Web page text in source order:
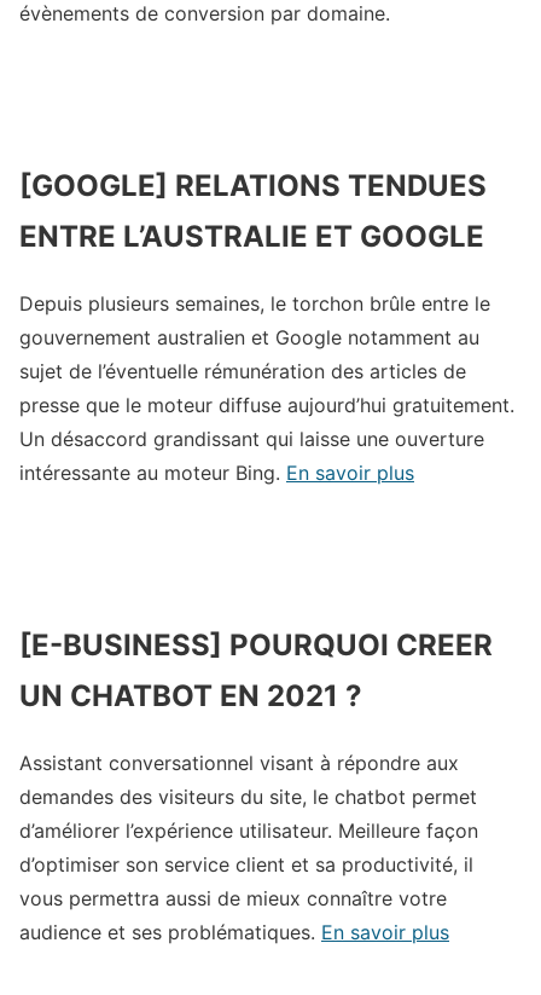
évènements de conversion par domaine.
[GOOGLE] RELATIONS TENDUES
ENTRE L’AUSTRALIE ET GOOGLE
Depuis plusieurs semaines, le torchon brûle entre le
gouvernement australien et Google notamment au
sujet de l’éventuelle rémunération des articles de
presse que le moteur diffuse aujourd’hui gratuitement.
Un désaccord grandissant qui laisse une ouverture
intéressante au moteur Bing. En savoir plus
[E-BUSINESS] POURQUOI CREER
UN CHATBOT EN 2021 ?
Assistant conversationnel visant à répondre aux
demandes des visiteurs du site, le chatbot permet
d’améliorer l’expérience utilisateur. Meilleure façon
d’optimiser son service client et sa productivité, il
vous permettra aussi de mieux connaître votre
audience et ses problématiques. En savoir plus